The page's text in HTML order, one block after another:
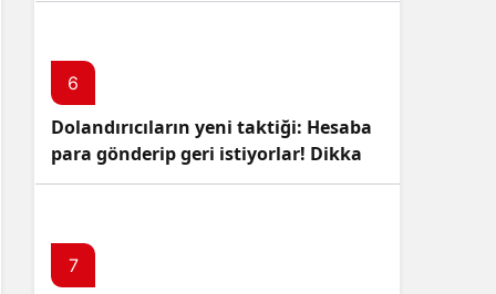
6
Dolandırıcıların yeni taktiği: Hesaba
para gönderip geri istiyorlar! Dikkat
Edin!
7